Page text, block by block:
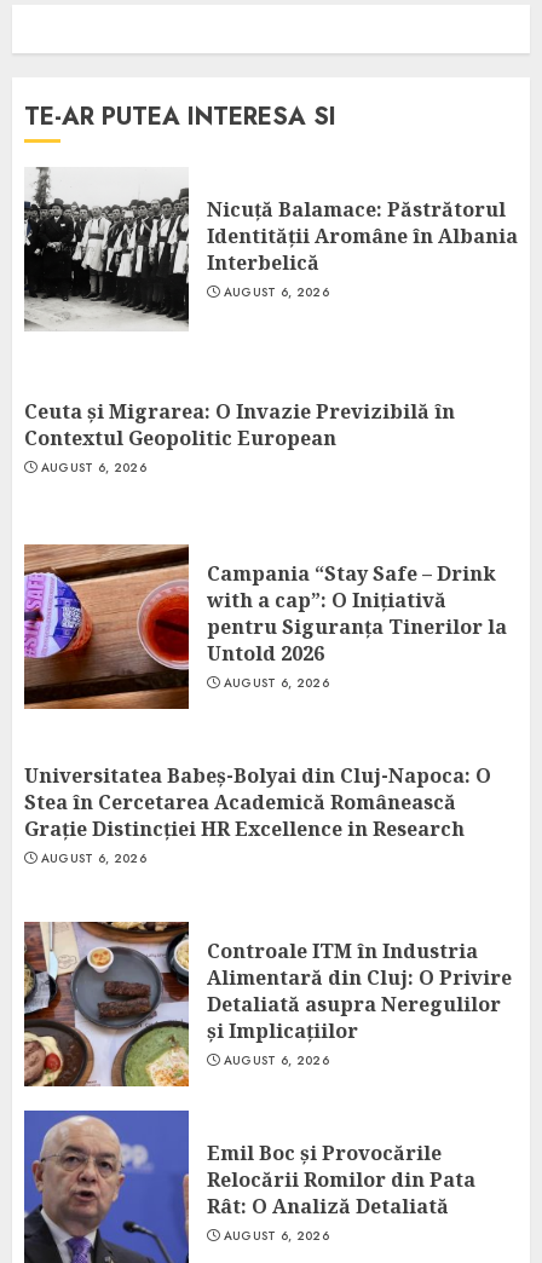
TE-AR PUTEA INTERESA SI
Nicuță Balamace: Păstrătorul
Identității Aromâne în Albania
Interbelică
AUGUST 6, 2026
Ceuta și Migrarea: O Invazie Previzibilă în
Contextul Geopolitic European
AUGUST 6, 2026
Campania “Stay Safe – Drink
with a cap”: O Inițiativă
pentru Siguranța Tinerilor la
Untold 2026
AUGUST 6, 2026
Universitatea Babeș-Bolyai din Cluj-Napoca: O
Stea în Cercetarea Academică Românească
Grație Distincției HR Excellence in Research
AUGUST 6, 2026
Controale ITM în Industria
Alimentară din Cluj: O Privire
Detaliată asupra Neregulilor
și Implicațiilor
AUGUST 6, 2026
Emil Boc și Provocările
Relocării Romilor din Pata
Rât: O Analiză Detaliată
AUGUST 6, 2026